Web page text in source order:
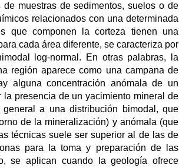
muestras de sedimentos, suelos o de
relacionados con una determinada
que componen la corteza tienen una
cada área diferente, se caracteriza por
log-normal. En otras palabras, la
región aparece como una campana de
alguna concentración anómala de un
presencia de un yacimiento mineral de
a una distribución bimodal, que
de la mineralización) y anómala (que
técnicas suele ser superior al de las de
para la toma y preparación de las
se aplican cuando la geología ofrece